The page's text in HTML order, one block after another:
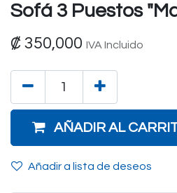
Sofá 3 Puestos
₡ 350,000 IVA Incluido
AÑADIR AL
Añadir a lista de deseos